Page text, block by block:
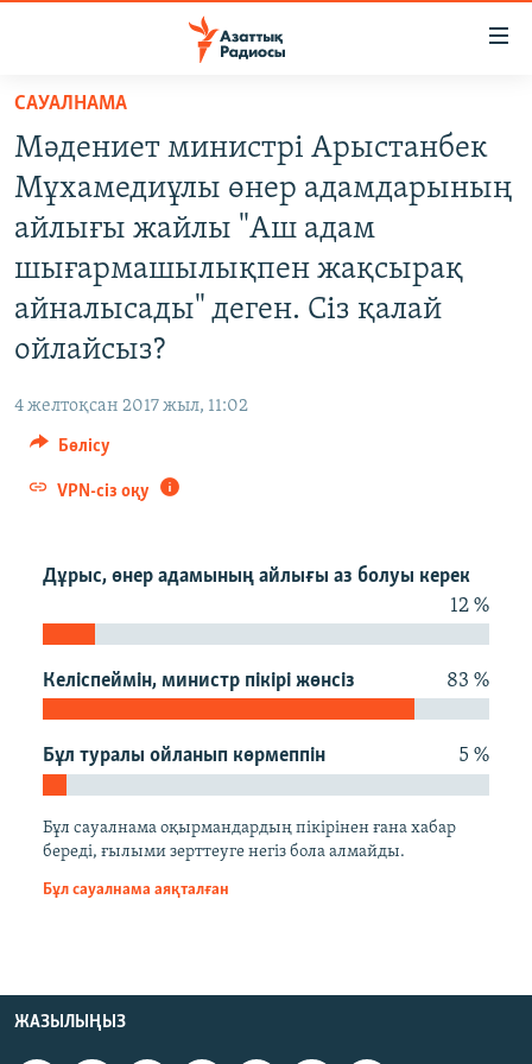
Skip
main
content
Skip
to
main
Navigation
Skip
to
САЯСАТ
AZATTYQTV
АДАМ ҚҰҚЫҚТАРЫ
ӘЛЕУМЕТ
Русский
САУАЛНАМА
Мәдениет министрі Арыстанбек
Мұхамедиұлы өнер адамдарының
айлығы жайлы "Аш адам
шығармашылықпен жақсырақ
айналысады" деген. Сіз қалай
ойлайсыз?
4 желтоқсан 2017 жыл, 11:02
Бөлісу
VPN-сіз оқу
Дұрыс, өнер адамының айлығы аз болуы керек
12 %
Келіспеймін, министр пікірі жөнсіз 83 %
Бұл туралы ойланып көрмеппін 5 %
Бұл сауалнама оқырмандардың пікірінен ғана хабар
береді, ғылыми зерттеуге негіз бола алмайды.
Бұл сауалнама аяқталған
ЖАЗЫЛЫҢЫЗ